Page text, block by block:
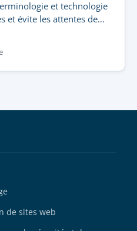
et technologie
et évite les attentes de
de sites web